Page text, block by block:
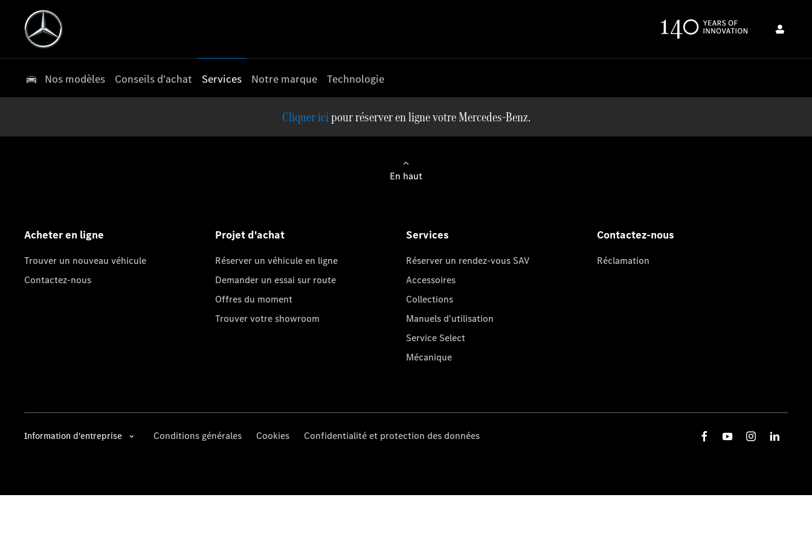
Nos modèles Conseils d'achat Services Notre marque Technologie
pour réserver en ligne votre Mercedes-Benz.
En haut
Acheter en ligne
Trouver un nouveau véhicule
Contactez-nous
Projet d'achat
Réserver un véhicule en ligne
Demander un essai sur route
Offres du moment
Trouver votre showroom
Services
Réserver un rendez-vous SAV
Accessoires
Collections
Manuels d'utilisation
Service Select
Mécanique
Contactez-nous
Réclamation
Information d'entreprise Conditions générales Cookies Confidentialité et protection des données